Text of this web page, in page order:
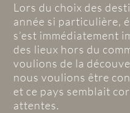
Lors du choix des
année si particulière,
s’est immédiatement
des lieux hors du
voulions de la
nous voulions être
et ce pays semblait
attentes.